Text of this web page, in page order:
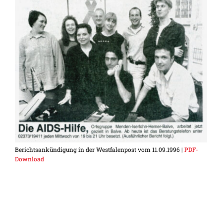
Berichtsankündigung in der Westfalenpost vom 11.09.1996 | PDF-
Download